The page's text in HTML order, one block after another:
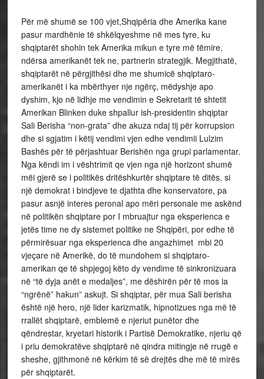
Për më shumë se 100 vjet,Shqipëria dhe Amerika kane
pasur mardhënie të shkëlqyeshme në mes tyre, ku
shqiptarët shohin tek Amerika mikun e tyre më tëmire,
ndërsa amerikanët tek ne, partnerin strategjik. Megjithatë,
shqiptarët në përgjithësi dhe me shumicë shqiptaro-
amerikanët i ka mbërthyer nje ngërç, mëdyshje apo
dyshim, kjo në lidhje me vendimin e Sekretarit të shtetit
Amerikan Blinken duke shpallur ish-presidentin shqiptar
Sali Berisha “non-grata” dhe akuza ndaj tij për korrupsion
dhe si sgjatim i këtij vendimi vjen edhe vendimii Lulzim
Bashës për të përjashtuar Berishën nga grupi parlamentar.
Nga këndi im i vështrimit qe vjen nga një horizont shumë
mëi gjerë se i politikës dritëshkurtër shqiptare të ditës, si
një demokrat i bindjeve te djathta dhe konservatore, pa
pasur asnjë interes peronal apo mëri personale me askënd
në politikën shqiptare por I mbruajtur nga eksperienca e
jetës time ne dy sistemet politike ne Shqipëri, por edhe të
përmirësuar nga eksperienca dhe angazhimet mbi 20
vjeçare në Amerikë, do të mundohem si shqiptaro-
amerikan qe të shpjegoj këto dy vendime të sinkronizuara
në “të dyja anët e medaljes”, me dëshirën për të mos ia
“ngrënë” hakun” askujt. Si shqiptar, për mua Sali berisha
është një hero, një lider karizmatik, hipnotizues nga më të
rrallët shqiptarë, emblemë e njeriut punëtor dhe
qëndrestar, kryetari historik i Partisë Demokratike, njeriu që
i priu demokratëve shqiptarë në qindra mitingje në rrugë e
sheshe, gjithmonë në kërkim të së drejtës dhe më të mirës
për shqiptarët.